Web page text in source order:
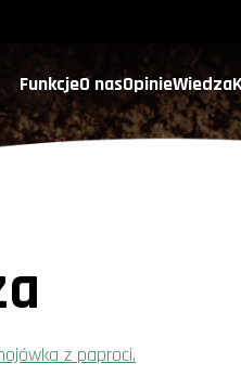
FunkcjeO nasOpinieWiedza
z paproci.